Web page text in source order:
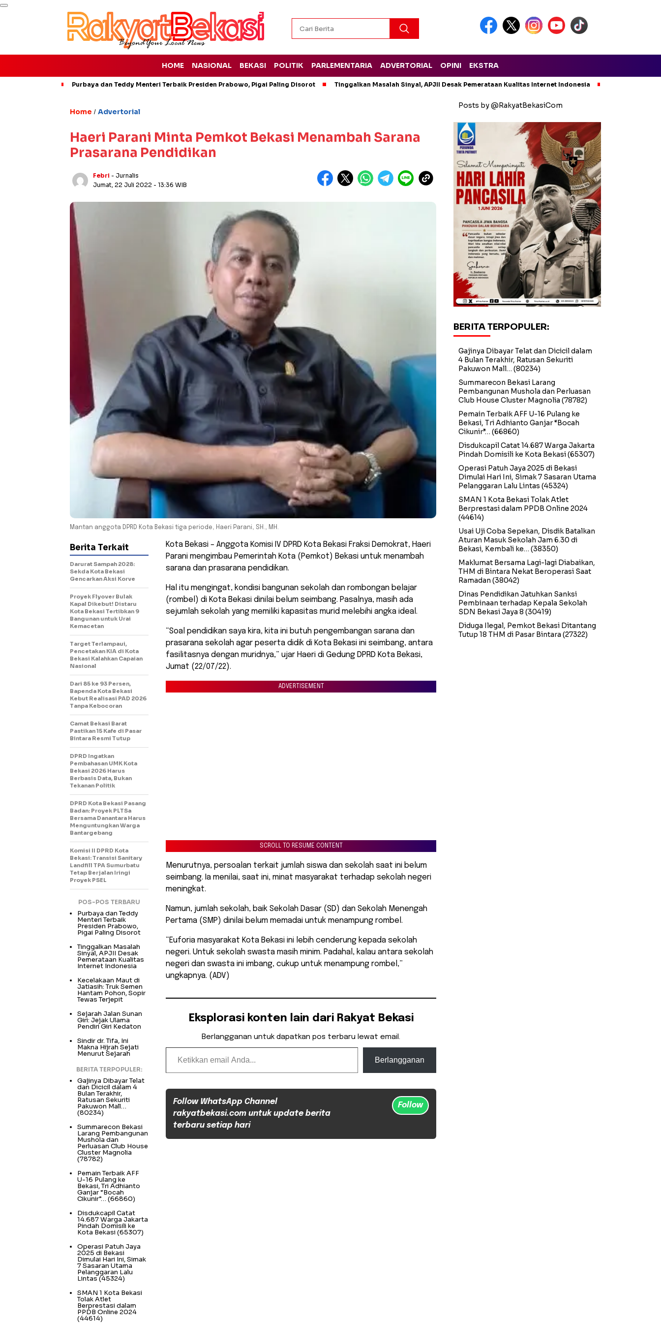
HOME NASIONAL BEKASI POLITIK PARLEMENTARIA ADVERTORIAL OPINI EKSTRA
Purbaya dan Teddy Menteri Terbaik Presiden Prabowo, Pigai Paling Disorot Tinggalkan Masalah Sinyal, APJII Desak Pemerataan Kualitas Internet Indonesia
Home / Advertorial
Haeri Parani Minta Pemkot Bekasi Menambah Sarana
Prasarana Pendidikan
Febri - Jurnalis
Jumat, 22 Juli 2022 - 13:36 WIB
Mantan anggota DPRD Kota Bekasi tiga periode, Haeri Parani, SH., MH.
Kota Bekasi – Anggota Komisi IV DPRD Kota Bekasi Fraksi Demokrat, Haeri
Parani mengimbau Pemerintah Kota (Pemkot) Bekasi untuk menambah
sarana dan prasarana pendidikan.
Hal itu mengingat, kondisi bangunan sekolah dan rombongan belajar
(rombel) di Kota Bekasi dinilai belum seimbang. Pasalnya, masih ada
sejumlah sekolah yang memiliki kapasitas murid melebihi angka ideal.
“Soal pendidikan saya kira, kita ini butuh pengembangan sarana dan
prasarana sekolah agar peserta didik di Kota Bekasi ini seimbang, antara
fasilitasnya dengan muridnya,” ujar Haeri di Gedung DPRD Kota Bekasi,
Jumat (22/07/22).
ADVERTISEMENT
SCROLL TO RESUME CONTENT
Menurutnya, persoalan terkait jumlah siswa dan sekolah saat ini belum
seimbang. Ia menilai, saat ini, minat masyarakat terhadap sekolah negeri
meningkat.
Namun, jumlah sekolah, baik Sekolah Dasar (SD) dan Sekolah Menengah
Pertama (SMP) dinilai belum memadai untuk menampung rombel.
“Euforia masyarakat Kota Bekasi ini lebih cenderung kepada sekolah
negeri. Untuk sekolah swasta masih minim. Padahal, kalau antara sekolah
negeri dan swasta ini imbang, cukup untuk menampung rombel,”
ungkapnya. (ADV)
Eksplorasi konten lain dari Rakyat Bekasi
Berlangganan untuk dapatkan pos terbaru lewat email.
Ketikkan email Anda...
Berlangganan
Follow WhatsApp Channel
rakyatbekasi.com untuk update berita
terbaru setiap hari
Follow
Berita Terkait
Darurat Sampah 2028:
Sekda Kota Bekasi
Gencarkan Aksi Korve
Proyek Flyover Bulak
Kapal Dikebut! Distaru
Kota Bekasi Tertibkan 9
Bangunan untuk Urai
Kemacetan
Target Terlampaui,
Pencetakan KIA di Kota
Bekasi Kalahkan Capaian
Nasional
Dari 85 ke 93 Persen,
Bapenda Kota Bekasi
Kebut Realisasi PAD 2026
Tanpa Kebocoran
Camat Bekasi Barat
Pastikan 15 Kafe di Pasar
Bintara Resmi Tutup
DPRD Ingatkan
Pembahasan UMK Kota
Bekasi 2026 Harus
Berbasis Data, Bukan
Tekanan Politik
DPRD Kota Bekasi Pasang
Badan: Proyek PLTSa
Bersama Danantara Harus
Menguntungkan Warga
Bantargebang
Komisi II DPRD Kota
Bekasi: Transisi Sanitary
Landfill TPA Sumurbatu
Tetap Berjalan Iringi
Proyek PSEL
POS-POS TERBARU
Purbaya dan Teddy
Menteri Terbaik
Presiden Prabowo,
Pigai Paling Disorot
Tinggalkan Masalah
Sinyal, APJII Desak
Pemerataan Kualitas
Internet Indonesia
Kecelakaan Maut di
Jatiasih: Truk Semen
Hantam Pohon, Sopir
Tewas Terjepit
Sejarah Jalan Sunan
Giri: Jejak Ulama
Pendiri Giri Kedaton
Sindir dr. Tifa, Ini
Makna Hijrah Sejati
Menurut Sejarah
BERITA TERPOPULER:
Gajinya Dibayar Telat
dan Dicicil dalam 4
Bulan Terakhir,
Ratusan Sekuriti
Pakuwon Mall…
(80234)
Summarecon Bekasi
Larang Pembangunan
Mushola dan
Perluasan Club House
Cluster Magnolia
(78782)
Pemain Terbaik AFF
U-16 Pulang ke
Bekasi, Tri Adhianto
Ganjar “Bocah
Cikunir”… (66860)
Disdukcapil Catat
14.687 Warga Jakarta
Pindah Domisili ke
Kota Bekasi (65307)
Operasi Patuh Jaya
2025 di Bekasi
Dimulai Hari Ini, Simak
7 Sasaran Utama
Pelanggaran Lalu
Lintas (45324)
SMAN 1 Kota Bekasi
Tolak Atlet
Berprestasi dalam
PPDB Online 2024
(44614)
Posts by @RakyatBekasiCom
BERITA TERPOPULER:
Gajinya Dibayar Telat dan Dicicil dalam
4 Bulan Terakhir, Ratusan Sekuriti
Pakuwon Mall… (80234)
Summarecon Bekasi Larang
Pembangunan Mushola dan Perluasan
Club House Cluster Magnolia (78782)
Pemain Terbaik AFF U-16 Pulang ke
Bekasi, Tri Adhianto Ganjar “Bocah
Cikunir”… (66860)
Disdukcapil Catat 14.687 Warga Jakarta
Pindah Domisili ke Kota Bekasi(65307)
Operasi Patuh Jaya 2025 di Bekasi
Dimulai Hari Ini, Simak 7 Sasaran Utama
Pelanggaran Lalu Lintas (45324)
SMAN 1 Kota Bekasi Tolak Atlet
Berprestasi dalam PPDB Online 2024
(44614)
Usai Uji Coba Sepekan, Disdik Batalkan
Aturan Masuk Sekolah Jam 6.30 di
Bekasi, Kembali ke… (38350)
Maklumat Bersama Lagi-lagi Diabaikan,
THM di Bintara Nekat Beroperasi Saat
Ramadan (38042)
Dinas Pendidikan Jatuhkan Sanksi
Pembinaan terhadap Kepala Sekolah
SDN Bekasi Jaya 8 (30419)
Diduga Ilegal, Pemkot Bekasi Ditantang
Tutup 18 THM di Pasar Bintara (27322)